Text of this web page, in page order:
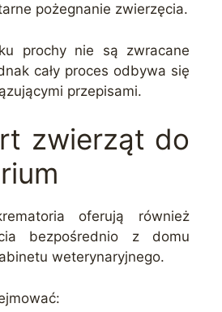
pożegnanie zwierzęcia.
prochy nie są zwracane
cały proces odbywa się
przepisami.
zwierząt do
oferują również
bezpośrednio z domu
weterynaryjnego.